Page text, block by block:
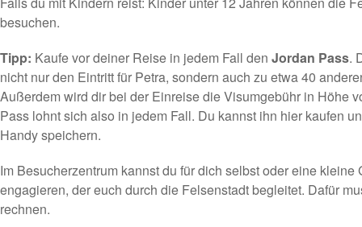
besuchen.
Tipp: Kaufe vor deiner Reise in jedem Fall den Jordan Pass.
nicht nur den Eintritt für Petra, sondern auch zu etwa 40
Außerdem wird dir bei der Einreise die Visumgebühr in Höhe
Pass lohnt sich also in jedem Fall. Du kannst ihn hier kaufen
Handy speichern.
Im Besucherzentrum kannst du für dich selbst oder eine kleine
engagieren, der euch durch die Felsenstadt begleitet. Dafür
rechnen.